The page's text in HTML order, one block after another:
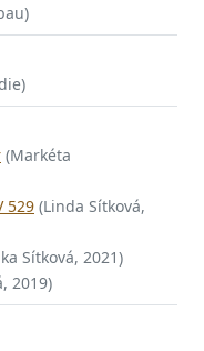
(Markéta
529 (Linda Sítková,
Sítková, 2021)
2019)